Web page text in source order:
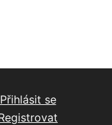
Přihlásit se